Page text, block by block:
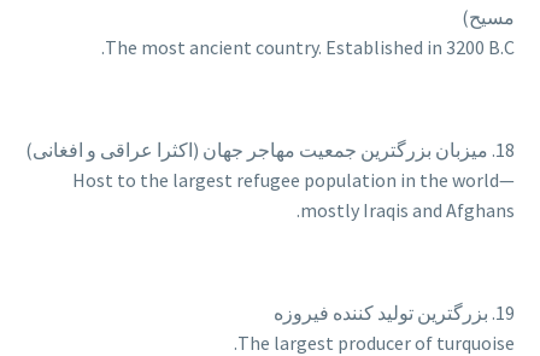
مسیح)
The most ancient country. Established in 3200 B.C.
18. میزبان بزرگترین جمعیت مهاجر جهان (اکثرا عراقی و افغانی)
Host to the largest refugee population in the world—
mostly Iraqis and Afghans.
19. بزرگترین تولید کننده فیروزه
The largest producer of turquoise.